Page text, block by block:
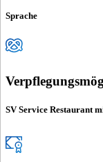
Sprache
SV Service Restaurant